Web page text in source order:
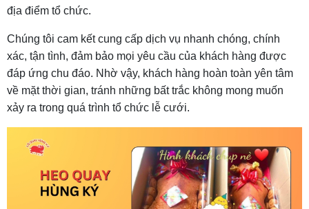
địa điểm tổ chức.
Chúng tôi cam kết cung cấp dịch vụ nhanh chóng, chính
xác, tận tình, đảm bảo mọi yêu cầu của khách hàng được
đáp ứng chu đáo. Nhờ vậy, khách hàng hoàn toàn yên tâm
về mặt thời gian, tránh những bất trắc không mong muốn
xảy ra trong quá trình tổ chức lễ cưới.